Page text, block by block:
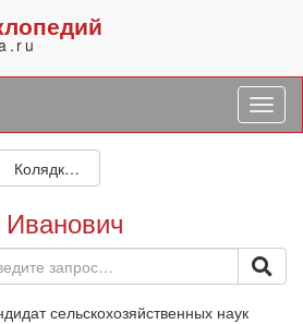
Колядко Иван Иванович
сельскохозяйственных наук